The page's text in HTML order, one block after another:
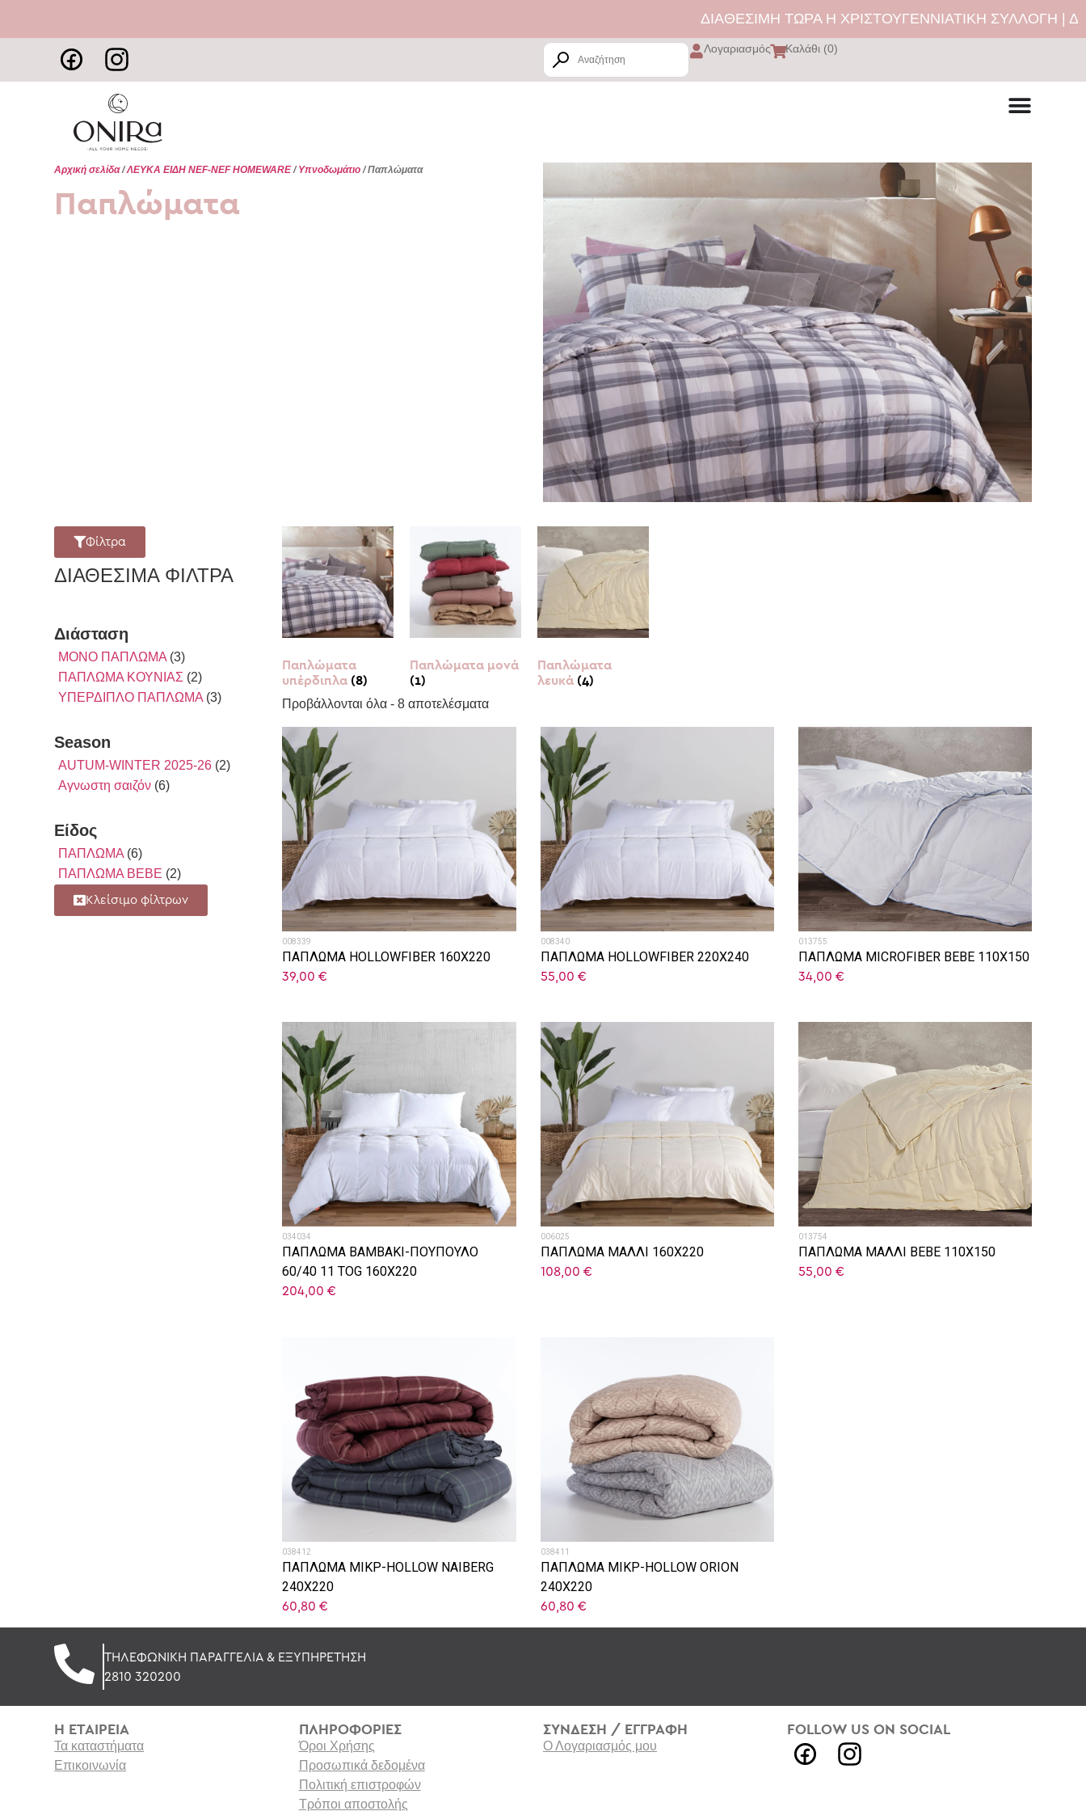
ΔΙΑΘΕΣΙΜΗ ΤΩΡΑ Η ΧΡΙΣΤΟΥΓΕΝΝΙΑΤΙΚΗ ΣΥΛΛΟΓΗ | ΔΩΡΕΑΝ
Λογαριασμός Καλάθι (0)
Αρχική σελίδα/ΛΕΥΚΑ ΕΙΔΗ NEF-NEF HOMEWARE/Υπνοδωμάτιο/ Παπλώματα
Παπλώματα
Φίλτρα
ΔΙΑΘΈΣΙΜΑ ΦΊΛΤΡΑ
Διάσταση
ΜΟΝΟ ΠΑΠΛΩΜΑ (3)
ΠΑΠΛΩΜΑ ΚΟΥΝΙΑΣ (2)
ΥΠΕΡΔΙΠΛΟ ΠΑΠΛΩΜΑ (3)
Season
AUTUM-WINTER 2025-26 (2)
Αγνωστη σαιζόν (6)
Είδος
ΠΑΠΛΩΜΑ (6)
ΠΑΠΛΩΜΑ ΒΕΒΕ (2)
Κλείσιμο φίλτρων
Παπλώματα
υπέρδιπλα (8)
Παπλώματα μονά
(1)
Παπλώματα
λευκά (4)
Προβάλλονται όλα - 8 αποτελέσματα
008339
ΠΑΠΛΩΜΑ HOLLOWFIBER 160X220
39,00€
008340
ΠΑΠΛΩΜΑ HOLLOWFIBER 220X240
55,00 €
013755
ΠΑΠΛΩΜΑ MICROFIBER ΒΕΒΕ 110Χ150
34,00 €
034034
ΠΑΠΛΩΜΑ ΒΑΜΒΑΚΙ-ΠΟΥΠΟΥΛΟ
60/40 11 TOG 160X220
204,00€
006025
ΠΑΠΛΩΜΑ ΜΑΛΛΙ 160X220
108,00 €
013754
ΠΑΠΛΩΜΑ ΜΑΛΛΙ ΒΕΒΕ 110Χ150
55,00 €
038412
ΠΑΠΛΩΜΑ ΜΙΚΡ-HOLLOW NAIBERG
240X220
60,80€
038411
ΠΑΠΛΩΜΑ ΜΙΚΡ-HOLLOW ORION
240X220
60,80 €
ΤΗΛΕΦΩΝΙΚΗ ΠΑΡΑΓΓΕΛΙΑ & ΕΞΥΠΗΡΕΤΗΣΗ
2810 320200
Η ΕΤΑΙΡΕΙΑ
Τα καταστήματα
Επικοινωνία
ΠΛΗΡΟΦΟΡΙΕΣ
Όροι Χρήσης
Προσωπικά δεδομένα
Πολιτική επιστροφών
Τρόποι αποστολής
ΣΥΝΔΕΣΗ / ΕΓΓΡΑΦΗ
Ο Λογαριασμός μου
FOLLOW US ON SOCIAL